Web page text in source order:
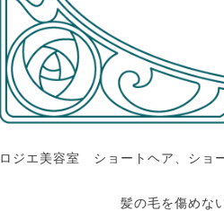
ロジエ美容室 ショートヘア、ショ
髪の毛を傷めな